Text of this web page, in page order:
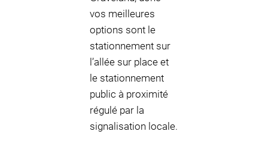
vos meilleures
options sont le
stationnement sur
l’allée sur place et
le stationnement
public à proximité
régulé par la
signalisation locale.